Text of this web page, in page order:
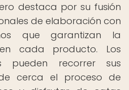
destaca por su fusión
de elaboración con
que garantizan la
cada producto. Los
pueden recorrer sus
cerca el proceso de